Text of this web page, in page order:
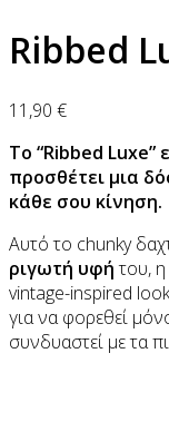
Ribbed
11,90 €
Το “Ribbed
προσθέτει μια
κάθε σου κίνηση.
Αυτό το chunky
ριγωτή υφήτου, η
vintage-inspired
για να φορεθεί
συνδυαστεί με τα